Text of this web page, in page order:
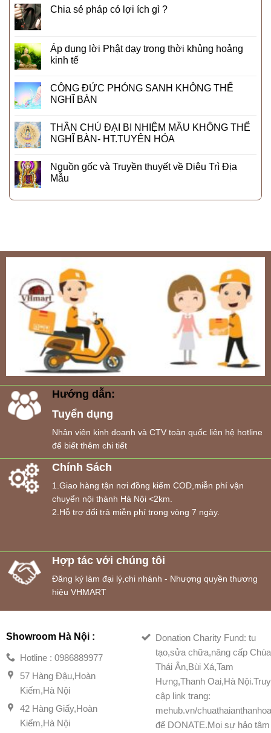
Chia sẻ pháp có lợi ích gì ?
Áp dụng lời Phật dạy trong thời khủng hoảng
kinh tế
CÔNG ĐỨC PHÓNG SANH KHÔNG THỂ
NGHĨ BÀN
THẦN CHÚ ĐẠI BI NHIỆM MẦU KHÔNG THỂ
NGHĨ BÀN- HT.TUYÊN HÓA
Nguồn gốc và Truyền thuyết về Diêu Trì Địa
Mẫu
Hướng dẫn:
Tuyển dụng
Nhân viên kinh doanh và CTV toàn quốc liên hệ hotline
để biết thêm chi tiết
Chính Sách
1.Giao hàng tận nơi đồng kiểm COD,miễn phí vận
chuyển nội thành Hà Nội <2km.
2.Hỗ trợ đổi trả miễn phí trong vòng 7 ngày.
Hợp tác với chúng tôi
Đăng ký làm đại lý,chi nhánh - Nhượng quyền thương
hiệu VHMART
Showroom Hà Nội :
Hotline : 0986889977
57 Hàng Đậu,Hoàn
Kiếm,Hà Nội
42 Hàng Giấy,Hoàn
Kiếm,Hà Nội
Donation Charity Fund: tu
tạo,sửa chữa,nâng cấp Chùa
Thái Ân,Bùi Xá,Tam
Hưng,Thanh Oai,Hà Nội.Truy
cập link trang:
mehub.vn/
để DONATE.Mọi sự hảo tâm